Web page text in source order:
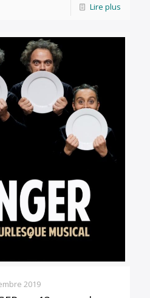
Lire plus
2019